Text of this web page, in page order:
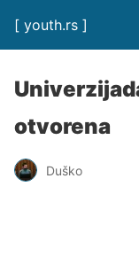
[ youth.rs ]
otvorena
Duško